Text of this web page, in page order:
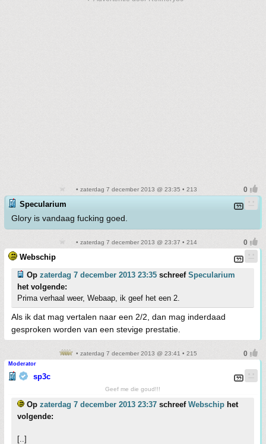
• zaterdag 7 december 2013 @ 23:35 • 213
Specularium
Glory is vandaag fucking goed.
• zaterdag 7 december 2013 @ 23:37 • 214
Webschip
Op zaterdag 7 december 2013 23:35 schreef Specularium
het volgende:
Prima verhaal weer, Webaap, ik geef het een 2.
Als ik dat mag vertalen naar een 2/2, dan mag inderdaad
gesproken worden van een stevige prestatie.
• zaterdag 7 december 2013 @ 23:41 • 215
Moderator
sp3c
Geef me die goud!!!
Op zaterdag 7 december 2013 23:37 schreef Webschip het
volgende:
[..]